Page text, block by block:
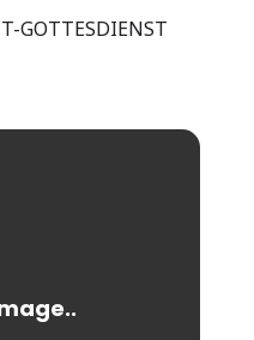
GOTTESDIENST